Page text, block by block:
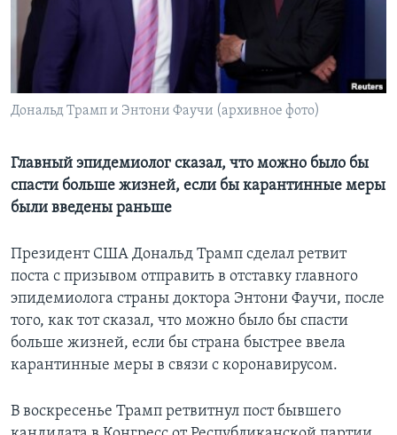
Learning English
СОЦИАЛЬНЫЕ СЕТИ
Языки
Дональд Трамп и Энтони Фаучи (архивное фото)
Главный эпидемиолог сказал, что можно было бы
спасти больше жизней, если бы карантинные меры
были введены раньше
Президент США Дональд Трамп сделал ретвит
поста с призывом отправить в отставку главного
эпидемиолога страны доктора Энтони Фаучи, после
того, как тот сказал, что можно было бы спасти
больше жизней, если бы страна быстрее ввела
карантинные меры в связи с коронавирусом.
В воскресенье Трамп ретвитнул пост бывшего